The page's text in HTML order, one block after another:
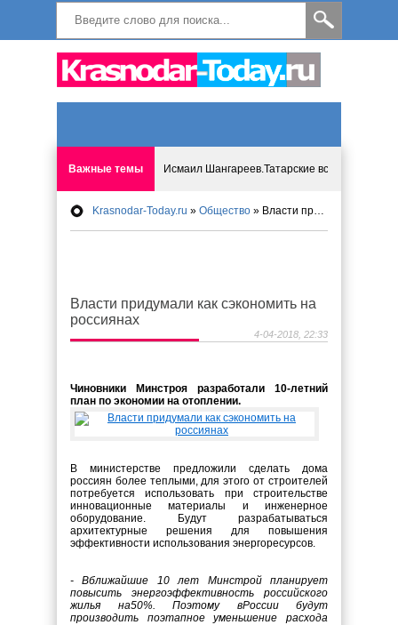
Важные темы Исмаил Шангареев.Татарские встречи на
Программа «Мир без слёз» впервые в Анапе:
Исмагил Шангареев. В поисках внутренней
Krasnodar-Today.ru » Общество » Власти придумали как сэкономить на россиянах
Власти придумали как сэкономить на
россиянах
4-04-2018, 22:33
Чиновники Минстроя разработали 10-летний
план по экономии на отоплении.
В министерстве предложили сделать дома
россиян более теплыми, для этого от строителей
потребуется использовать при строительстве
инновационные материалы и инженерное
оборудование. Будут разрабатываться
архитектурные решения для повышения
эффективности использования энергоресурсов.
- Вближайшие 10 лет Минстрой планирует
повысить энергоэффективность российского
жилья на50%. Поэтому вРоссии будут
производить поэтапное уменьшение расхода